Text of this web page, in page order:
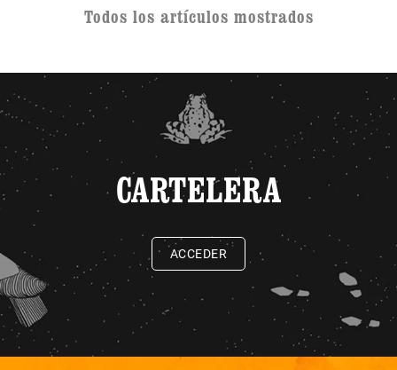
Todos los artículos mostrados
CARTELERA
ACCEDER